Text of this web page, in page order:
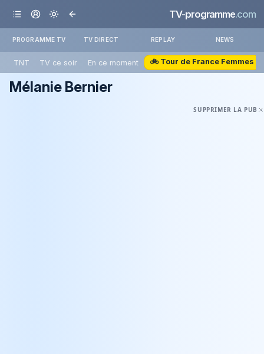
TV-programme.com
PROGRAMME TV TV DIRECT REPLAY NEWS
TNT TV ce soir En ce moment 🚲 Tour de France Femmes
Mélanie Bernier
SUPPRIMER LA PUB